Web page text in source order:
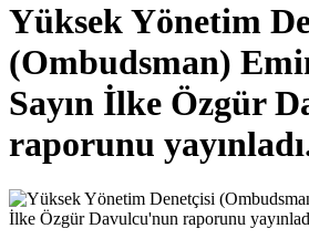
Yüksek Yönetim
(Ombudsman)
Sayın İlke Özgür
raporunu